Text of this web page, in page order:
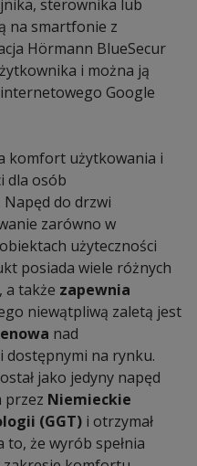
sterownika lub
na smartfonie z
Hörmann BlueSecur
i można ją
Google
komfort użytkowania i
dla osób
Napęd do drzwi
zarówno w
użyteczności
posiada wiele różnych
a także zapewnia
niewątpliwą zaletą jest
nad
na rynku.
jako jedyny napęd
przez Niemieckie
(GGT) i otrzymał
to, że wyrób spełnia